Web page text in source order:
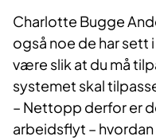
Charlotte Bugge
også noe de har sett
være slik at du må
systemet skal
– Nettopp derfor er
arbeidsflyt –